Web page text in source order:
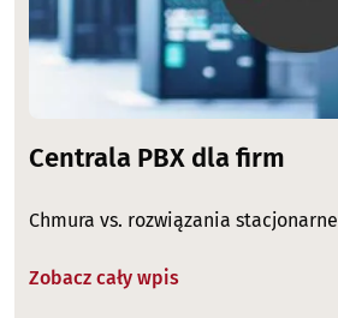
Centrala PBX dla firm
Chmura vs. rozwiązania stacjonarne
Zobacz cały wpis